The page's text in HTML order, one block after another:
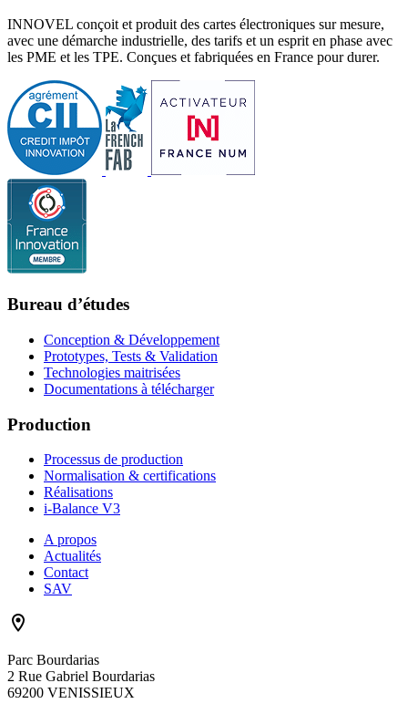
INNOVEL conçoit et produit des cartes électroniques sur mesure,
avec une démarche industrielle, des tarifs et un esprit en phase avec
les PME et les TPE. Conçues et fabriquées en France pour durer.
Bureau d’études
Conception & Développement
Prototypes, Tests & Validation
Technologies maitrisées
Documentations à télécharger
Production
Processus de production
Normalisation & certifications
Réalisations
i-Balance V3
A propos
Actualités
Contact
SAV
Parc Bourdarias
2 Rue Gabriel Bourdarias
69200 VENISSIEUX